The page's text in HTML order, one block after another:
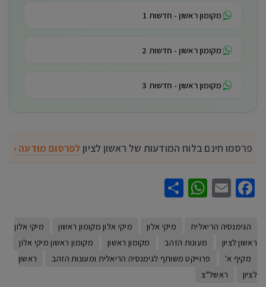
מקומון ראשון - חדשות 1
מקומון ראשון - חדשות 2
מקומון ראשון - חדשות 3
פרסמו חינם בלוח המודעות של ראשון לציון לפרסום מודעה ‹
Facebook
Email
WhatsApp
הגימנסיה הריאלית מיקי אלון מיקי אלון מקומון ראשון
מיקי אלון
ראשון לציון
מעונות הזהב מקומון ראשון
מקומון ראשון מיקי אלון
מקיף א'
פרוייקט משותף לגימנסיה הריאלית ומעונות הזהב
ראשון
לציון
ראשל"צ